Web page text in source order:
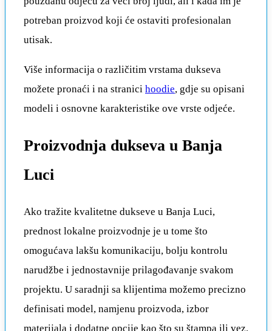
potreban proizvod koji će ostaviti profesionalan
utisak.
Više informacija o različitim vrstama dukseva
možete pronaći i na stranici hoodie, gdje su opisani
modeli i osnovne karakteristike ove vrste odjeće.
Proizvodnja dukseva u Banja
Luci
Ako tražite kvalitetne dukseve u Banja Luci,
prednost lokalne proizvodnje je u tome što
omogućava lakšu komunikaciju, bolju kontrolu
narudžbe i jednostavnije prilagođavanje svakom
projektu. U saradnji sa klijentima možemo precizno
definisati model, namjenu proizvoda, izbor
materijala i dodatne opcije kao što su štampa ili vez.